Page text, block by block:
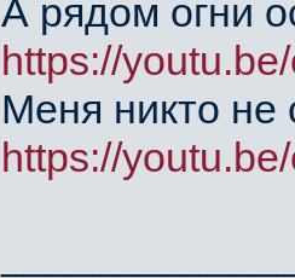
А рядом огни
https://
Меня никто
https://